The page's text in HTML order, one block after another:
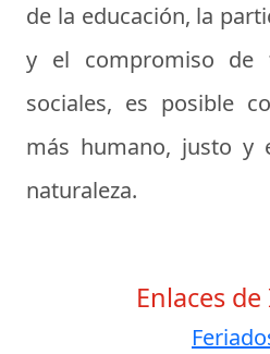
de la educación, la
y el compromiso de
sociales, es posible
más humano, justo y
naturaleza.
Enlaces